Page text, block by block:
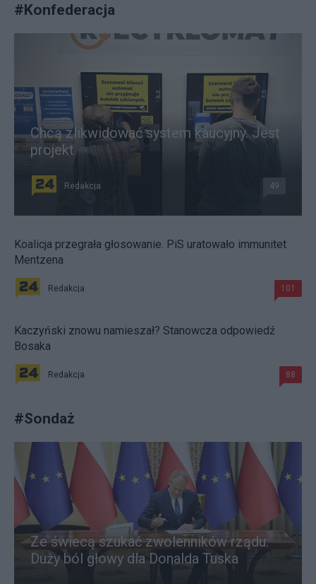
#Konfederacja
Chcą zlikwidować system kaucyjny. Jest
projekt
Redakcja 49
Koalicja przegrała głosowanie. PiS uratowało immunitet
Mentzena
Redakcja 101
Kaczyński znowu namieszał? Stanowcza odpowiedź
Bosaka
Redakcja 88
#Sondaż
Ze świecą szukać zwolenników rządu.
Duży ból głowy dla Donalda Tuska